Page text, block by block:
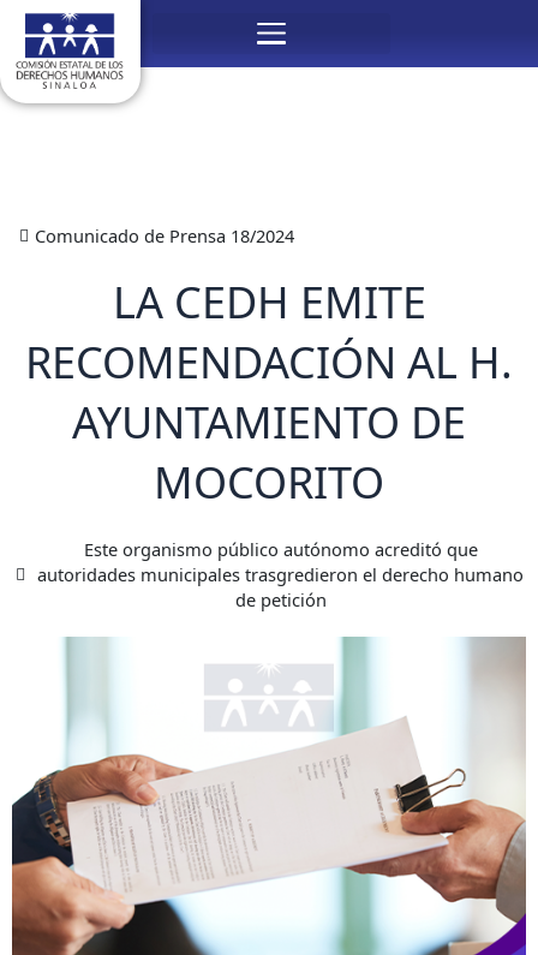
Menú
contenido
Comunicado de Prensa 18/2024
LA CEDH EMITE
RECOMENDACIÓN AL H.
AYUNTAMIENTO DE
MOCORITO
Este organismo público autónomo acreditó que
autoridades municipales trasgredieron el derecho humano
de petición